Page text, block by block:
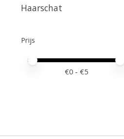
Haarschat
Prijs
Minimale prijswaarde
Price maximum value
€0 - €5